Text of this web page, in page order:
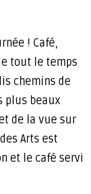
! Café,
tout le temps
chemins de
plus beaux
de la vue sur
Arts est
et le café servi